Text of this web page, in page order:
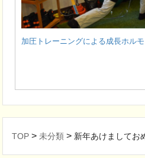
加圧トレーニングによる成長ホル
TOP > 未分類 > 新年あけましてお